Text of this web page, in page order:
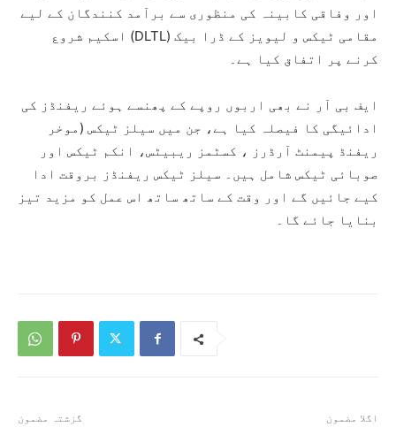
اور وفاقی کابینہ کی منظوری سے برآمد کنندگان کے لیے
مقامی ٹیکس و لیویز کے ڈرا بیک (DLTL) اسکیم شروع
کرنے پر اتفاق کیا ہے۔
ایف بی آر نے بھی اربوں روپے کے پھنسے ہوئے ریفنڈز کی
ادائیگی کا فیصلہ کیا ہے، جن میں سیلز ٹیکس (موخر
ریفنڈ پیمنٹ آرڈرز ، کسٹمز ریبیٹس، انکم ٹیکس اور
صوبائی ٹیکس شامل ہیں۔ سیلز ٹیکس ریفنڈز بروقت ادا
کیے جائیں گے اور وقت کے ساتھ ساتھ اس عمل کو مزید تیز
بنایا جائے گا۔
گزشتہ مضمون اگلا مضمون